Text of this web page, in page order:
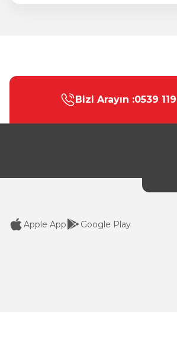
Görüş ve önerileriniz için teşekkür ederiz.
Ürün resmi kalitesiz, bozuk veya
Ürün açıklamasında eksik bilgiler bulunuyor.
Bizi Arayın :0539
Apple App Google Play